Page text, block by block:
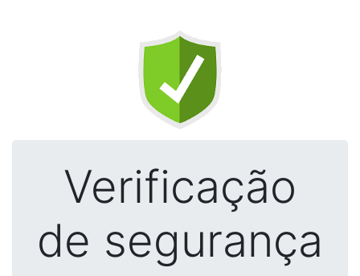
Verificação
de segurança